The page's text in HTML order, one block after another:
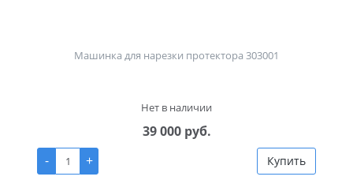
Машинка для нарезки протектора 303001
Нет в наличии
39 000 руб.
-
+ Купить